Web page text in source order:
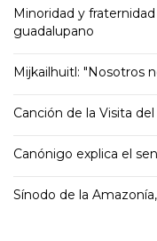
Minoridad y
guadalupano
Mijkailhuitl: "Nosotros
Canción de la Visita
Canónigo explica el
Sínodo de la